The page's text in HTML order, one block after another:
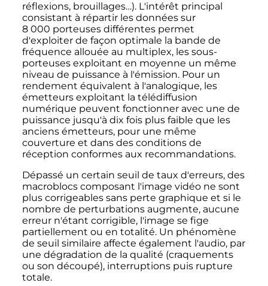
réflexions, brouillages…). L'intérêt principal
consistant à répartir les données sur
8 000 porteusesdifférentes permet
d'exploiter de façon optimale la bande de
fréquence allouée au multiplex, les sous-
porteuses exploitant en moyenne un même
niveau de puissance à l'émission. Pour un
rendement équivalent à l'analogique, les
émetteurs exploitant la télédiffusion
numérique peuvent fonctionner avec une de
puissance jusqu'à dix fois plus faible que les
anciens émetteurs, pour une même
couverture et dans des conditions de
réception conformes aux recommandations.
Dépassé un certain seuil de taux d'erreurs, des
macroblocs composant l'image vidéo ne sont
plus corrigeables sans perte graphique et si le
nombre de perturbations augmente, aucune
erreur n'étant corrigible, l'image se fige
partiellement ou en totalité. Un phénomène
de seuil similaire affecte également l'audio, par
une dégradation de la qualité (craquements
ou son découpé), interruptions puis rupture
totale.